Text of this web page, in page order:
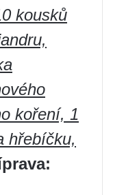
kousků
koření, 1
hřebíčku,